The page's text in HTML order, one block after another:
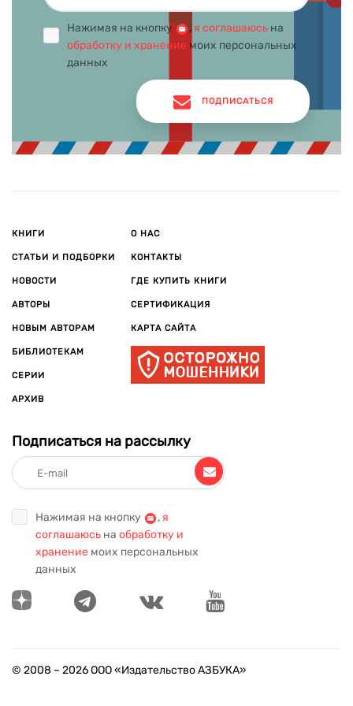
Нажимая на кнопку , я соглашаюсь на
обработку и хранение моих персональных
данных
ПОДПИСАТЬСЯ
КНИГИ
СТАТЬИ И ПОДБОРКИ
НОВОСТИ
АВТОРЫ
НОВЫМ АВТОРАМ
БИБЛИОТЕКАМ
СЕРИИ
АРХИВ
О НАС
КОНТАКТЫ
ГДЕ КУПИТЬ КНИГИ
СЕРТИФИКАЦИЯ
КАРТА САЙТА
Подписаться на рассылку
Нажимая на кнопку , я
соглашаюсь на обработку и
хранение моих персональных
данных
© 2008 – 2026ООО «Издательство АЗБУКА»